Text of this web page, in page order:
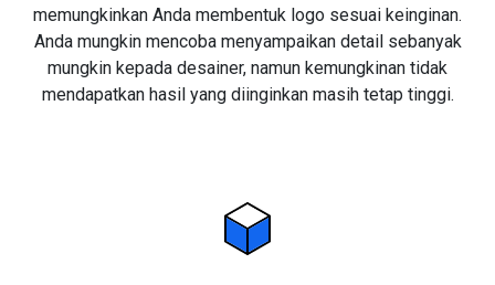
memungkinkan Anda membentuk logo sesuai keinginan.
Anda mungkin mencoba menyampaikan detail sebanyak
mungkin kepada desainer, namun kemungkinan tidak
mendapatkan hasil yang diinginkan masih tetap tinggi.